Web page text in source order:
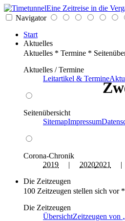
Eine Zeitreise in die
Navigator
Start
Aktuelles
Aktuelles * Termine *
Aktuelles / Termine
Leitartikel & Termine
Seitenübersicht
SitemapImpressum
Corona-Chronik
2019 | 20202021
Die Zeitzeugen
100 Zeitzeugen stellen sich vor
Die Zeitzeugen
ÜbersichtZeitzeugen von